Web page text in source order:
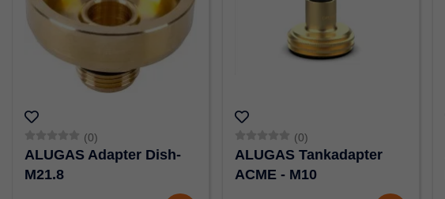
(0)
ALUGAS Adapter Dish-
M21.8
(0)
ALUGAS Tankadapter
ACME - M10